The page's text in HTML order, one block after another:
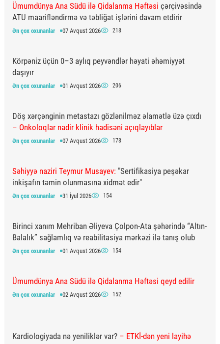
Ümumdünya Ana Südü ilə Qidalanma Həftəsi çərçivəsində
Ən çox oxunanlar 07 Avqust 2026 218
Körpəniz üçün 0–3 aylıq peyvəndlər həyati əhəmiyyət
daşıyır
Ən çox oxunanlar 01 Avqust 2026 206
Döş xərçənginin metastazı gözlənilməz əlamətlə üzə çıxdı
– Onkoloqlar nadir klinik hadisəni açıqlayıblar
Ən çox oxunanlar 07 Avqust 2026 178
Səhiyyə naziri Teymur Musayev: "Sertifikasiya peşəkar
inkişafın təmin olunmasına xidmət edir"
Ən çox oxunanlar 31 İyul 2026 154
Birinci xanım Mehriban Əliyeva Çolpon-Ata şəhərində “Altın-
Balalık” sağlamlıq və reabilitasiya mərkəzi ilə tanış olub
Ən çox oxunanlar 01 Avqust 2026 154
Ümumdünya Ana Südü ilə Qidalanma Həftəsi qeyd edilir
Ən çox oxunanlar 02 Avqust 2026 152
Kardiologiyada nə yeniliklər var? – ETKİ-dən yeni layihə